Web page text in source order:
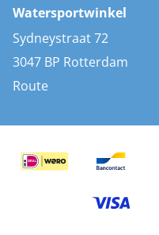
AIS transponders
Stootwillen en fenders
Bootkussens
Zwemtrappen
Watersportwinkel
Sydneystraat 72
3047 BP Rotterdam
Route